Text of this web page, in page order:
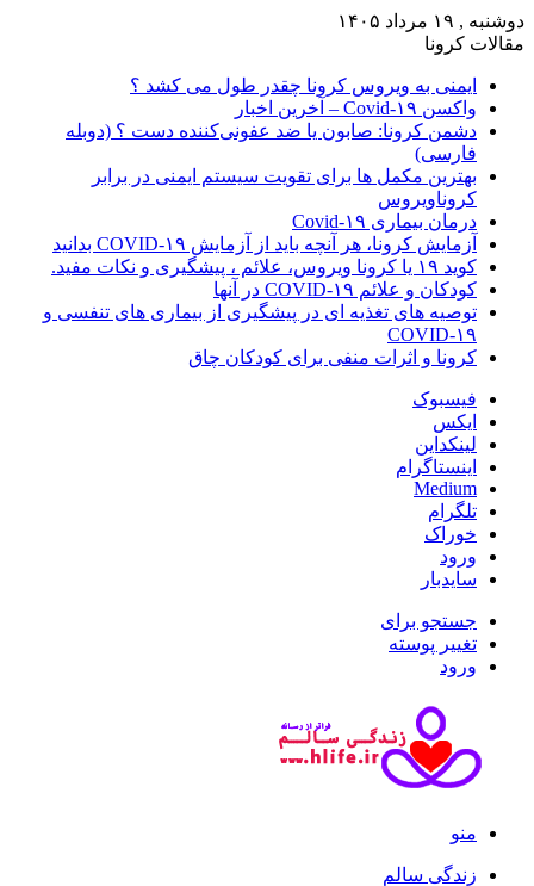
دوشنبه , ۱۹ مرداد ۱۴۰۵
مقالات کرونا
ایمنی به ویروس کرونا چقدر طول می کشد ؟
واکسن Covid-۱۹ – آخرین اخبار
دشمن کرونا: صابون یا ضد عفونی‌کننده دست ؟ (دوبله
فارسی)
بهترین مکمل ها برای تقویت سیستم ایمنی در برابر
کروناویروس
درمان بیماری Covid-۱۹
آزمایش کرونا، هر آنچه باید از آزمایش COVID-۱۹ بدانید
کوید ۱۹ یا کرونا ویروس، علائم ، پیشگیری و نکات مفید.
کودکان و علائم COVID-۱۹ در آنها
توصیه های تغذیه ای در پیشگیری از بیماری های تنفسی و
COVID-۱۹
کرونا و اثرات منفی برای کودکان چاق
فیسبوک
ایکس
لینکداین
اینستاگرام
Medium
تلگرام
خوراک
ورود
سایدبار
جستجو برای
تغییر پوسته
ورود
منو
زندگی سالم